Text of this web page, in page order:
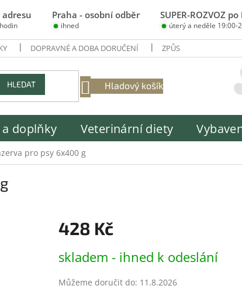
adresu Praha - osobní odběr SUPER-ROZVOZ po
ihned úterý a neděle 19:00-
DOPRAVNÉ A DOBA DORUČENÍ ZPŮSOBY PLATBY
HLEDAT
NÁKUPNÍ
Hladový košík
doplňky Veterinární diety
pro psy 6x400 g
428 Kč
cena:
skladem - ihned k odeslání
Můžeme doručit do: 11.8.2026